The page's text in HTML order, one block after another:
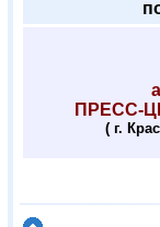
ПРЕСС-
( г.